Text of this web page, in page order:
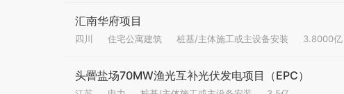
汇南华府项目
四川 住宅公寓建筑 桩基/主体施工或主设备安装 3.8000亿
头罾盐场70MW渔光互补光伏发电项目（EPC）